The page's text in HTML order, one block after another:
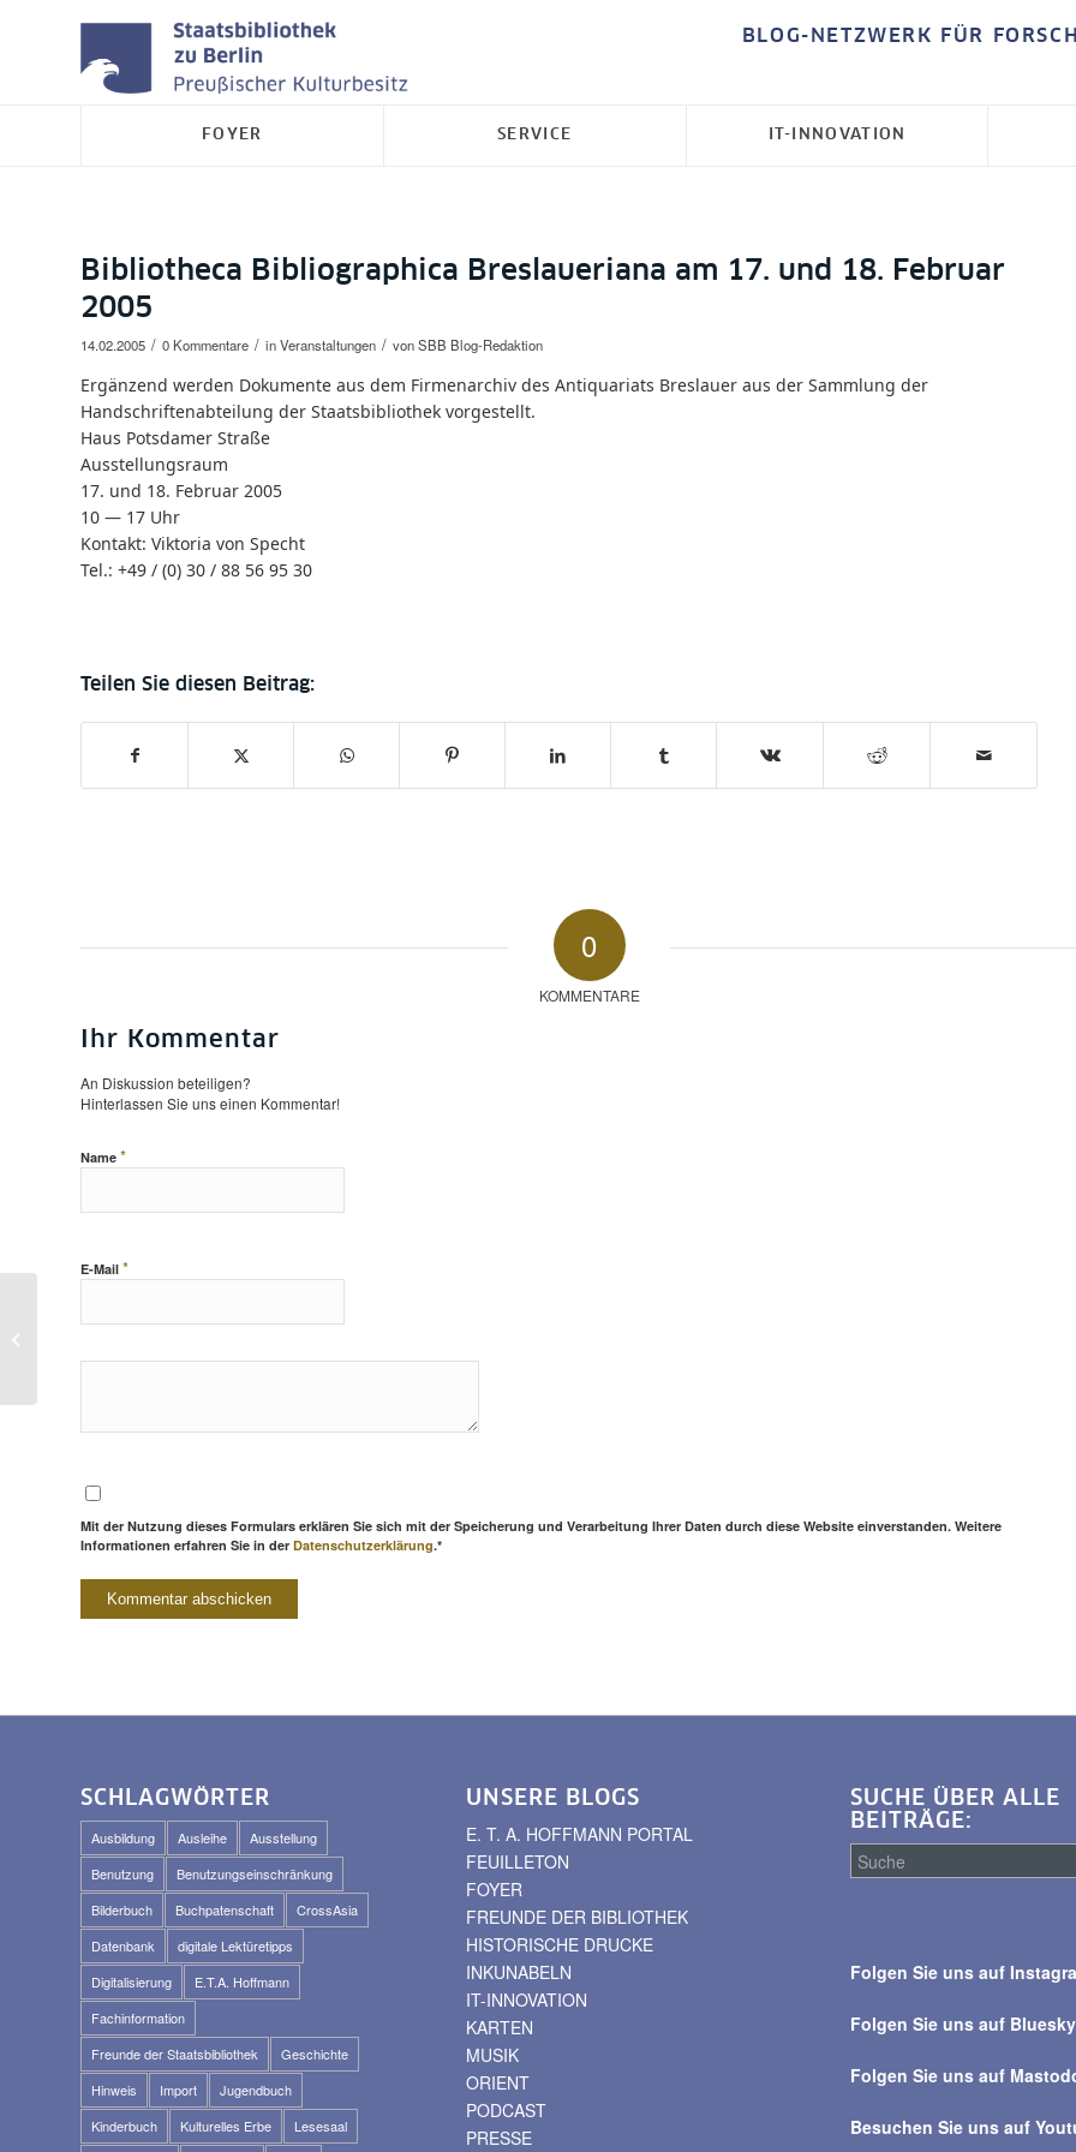
BLOG-NETZWERK FÜR
FOYER SERVICE IT-INNOVATION
Bibliotheca Bibliographica Breslaueriana am 17. und 18. Februar
2005
14.02.2005 / 0 Kommentare / inVeranstaltungen / vonSBB Blog-Redaktion
Ergänzend werden Dokumente aus dem Firmenarchiv des Antiquariats Breslauer aus der Sammlung der
Handschriftenabteilung der Staatsbibliothek vorgestellt.
Haus Potsdamer Straße
Ausstellungsraum
17. und 18. Februar 2005
10 — 17 Uhr
Kontakt: Viktoria von Specht
Tel.: +49 / (0) 30 / 88 56 95 30
0
KOMMENTARE
Ihr Kommentar
An Diskussion beteiligen?
Hinterlassen Sie uns einen Kommentar!
Name *
E-Mail *
Mit der Nutzung dieses Formulars erklären Sie sich mit der Speicherung und Verarbeitung Ihrer Daten durch diese Website einverstanden. Weitere
Informationen erfahren Sie in der Datenschutzerklärung.*
SCHLAGWÖRTER
Ausbildung Ausleihe
Ausstellung
Benutzung
Benutzungseinschränkung
Bilderbuch
Buchpatenschaft
CrossAsia
Datenbank
digitale Lektüretipps
Digitalisierung
E.T.A. Hoffmann
Fachinformation
Freunde der Staatsbibliothek
Geschichte
Hinweis
Import
Jugendbuch
Kinderbuch
Kulturelles Erbe
Lesesaal
UNSERE BLOGS
E. T. A. HOFFMANN PORTAL
FEUILLETON
FOYER
FREUNDE DER BIBLIOTHEK
HISTORISCHE DRUCKE
INKUNABELN
IT-INNOVATION
KARTEN
MUSIK
ORIENT
PODCAST
PRESSE
SUCHE ÜBER ALLE
BEITRÄGE:
alle
Folgen Sie uns auf
Folgen Sie uns auf Bluesky
Folgen Sie uns auf
Besuchen Sie uns auf
Mozarts große Opern für Gegenwart